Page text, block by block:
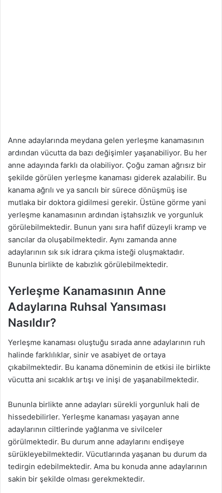
Anne adaylarında meydana gelen yerleşme kanamasının
ardından vücutta da bazı değişimler yaşanabiliyor. Bu her
anne adayında farklı da olabiliyor. Çoğu zaman ağrısız bir
şekilde görülen yerleşme kanaması giderek azalabilir. Bu
kanama ağrılı ve ya sancılı bir sürece dönüşmüş ise
mutlaka bir doktora gidilmesi gerekir. Üstüne görme yani
yerleşme kanamasının ardından iştahsızlık ve yorgunluk
görülebilmektedir. Bunun yanı sıra hafif düzeyli kramp ve
sancılar da oluşabilmektedir. Aynı zamanda anne
adaylarının sık sık idrara çıkma isteği oluşmaktadır.
Bununla birlikte de kabızlık görülebilmektedir.
Yerleşme Kanamasının Anne
Adaylarına Ruhsal Yansıması
Nasıldır?
Yerleşme kanaması oluştuğu sırada anne adaylarının ruh
halinde farklılıklar, sinir ve asabiyet de ortaya
çıkabilmektedir. Bu kanama döneminin de etkisi ile birlikte
vücutta ani sıcaklık artışı ve inişi de yaşanabilmektedir.
Bununla birlikte anne adayları sürekli yorgunluk hali de
hissedebilirler. Yerleşme kanaması yaşayan anne
adaylarının ciltlerinde yağlanma ve sivilceler
görülmektedir. Bu durum anne adaylarını endişeye
sürükleyebilmektedir. Vücutlarında yaşanan bu durum da
tedirgin edebilmektedir. Ama bu konuda anne adaylarının
sakin bir şekilde olması gerekmektedir.